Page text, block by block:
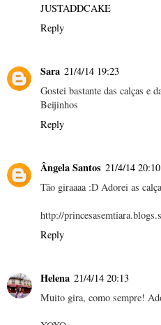
JUSTADDCAKE
Reply
Sara 21/4/14 19:23
Gostei bastante das calças e
Beijinhos
Reply
Ângela Santos 21/4/14 20:10
Tão giraaaa :D Adorei as
http://
Reply
Helena 21/4/14 20:13
Muito gira, como sempre!